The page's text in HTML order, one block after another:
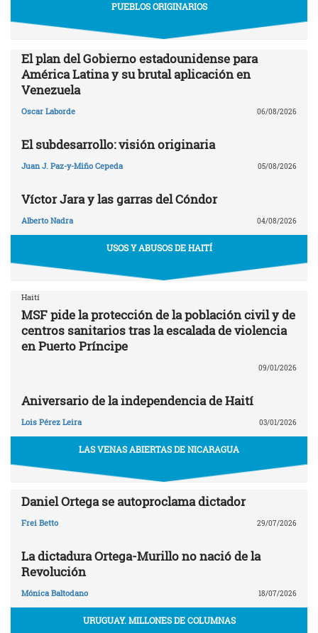
PUEBLOS ORIGINARIOS
El plan del Gobierno estadounidense para
América Latina y su brutal aplicación en
Venezuela
Oscar Laborde 06/08/2026
El subdesarrollo: visión originaria
Juan J. Paz-y-Miño Cepeda 05/08/2026
Víctor Jara y las garras del Cóndor
Alberto Nadra 04/08/2026
USOS Y ABUSOS DE HAITÍ
Haití
MSF pide la protección de la población civil y de
centros sanitarios tras la escalada de violencia
en Puerto Príncipe
09/01/2026
Aniversario de la independencia de Haití
Lois Pérez Leira 03/01/2026
LAS VENAS ABIERTAS DE NICARAGUA
Daniel Ortega se autoproclama dictador
Frei Betto 29/07/2026
La dictadura Ortega-Murillo no nació de la
Revolución
Mónica Baltodano 18/07/2026
URUGUAY. MILLONES DE COLUMNAS